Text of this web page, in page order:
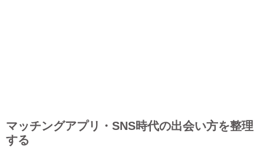
マッチングアプリ・SNS時代の出会い方を整理
する